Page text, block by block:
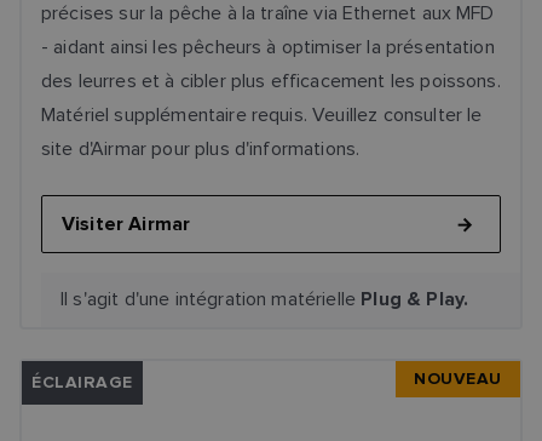
précises sur la pêche à la traîne via Ethernet aux MFD
- aidant ainsi les pêcheurs à optimiser la présentation
des leurres et à cibler plus efficacement les poissons.
Matériel supplémentaire requis. Veuillez consulter le
site d'Airmar pour plus d'informations.
Visiter Airmar
Il s'agit d'une intégration matérielle Plug & Play.
ÉCLAIRAGE NOUVEAU